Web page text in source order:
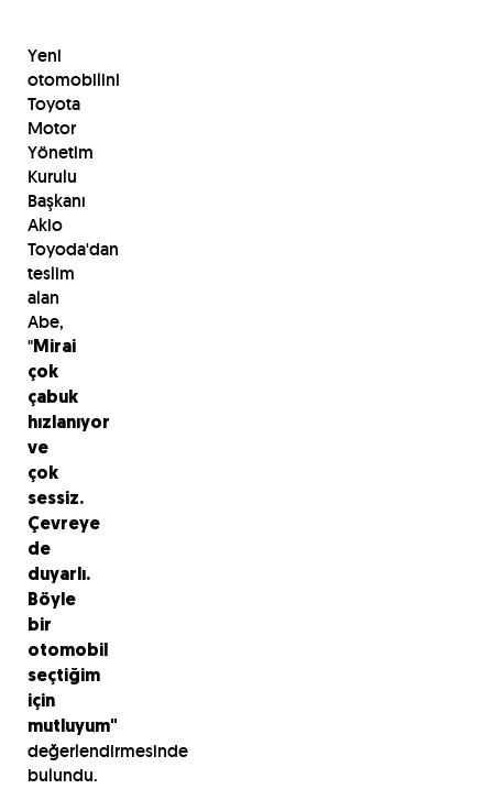
Yeni
otomobilini
Toyota
Motor
Yönetim
Kurulu
Başkanı
Akio
Toyoda'dan
teslim
alan
Abe,
"Mirai
çok
çabuk
hızlanıyor
ve
çok
sessiz.
Çevreye
de
duyarlı.
Böyle
bir
otomobil
seçtiğim
için
mutluyum"
değerlendirmesinde
bulundu.